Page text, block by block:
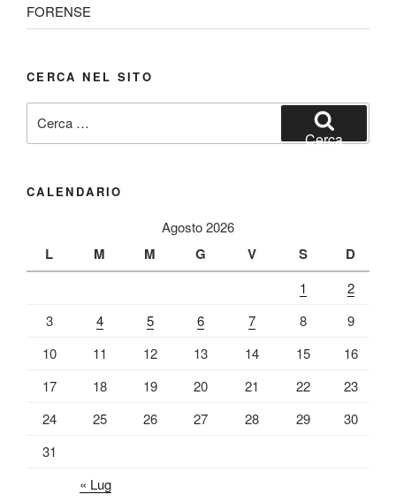
FORENSE
CERCA NEL SITO
Cerca
CALENDARIO
Agosto 2026
L M M G V S D
1
2
3
4 5 6 7 8
9
10
11 12 13 14 15
16
17
18 19 20 21 22
23
24
25 26 27 28 29
30
31
« Lug